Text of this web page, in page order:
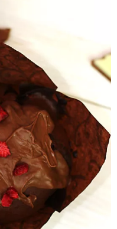
Zdrowo i fit
Kuchnie świata
SKLEP
Polski